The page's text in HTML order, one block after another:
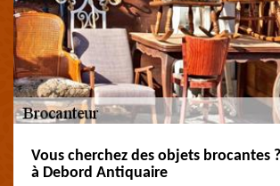
Vous cherchez des objets brocantes
à Debord Antiquaire